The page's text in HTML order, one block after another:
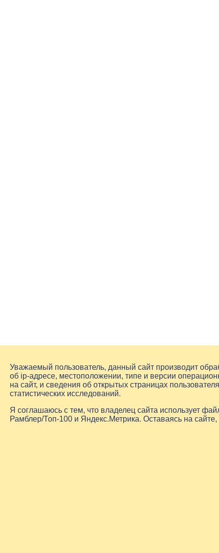
Уважаемый пользователь, данный сайт производит
об ip-адресе, местоположении, типе и версии
на сайт, и сведения об открытых страницах
статистических исследований.
Я соглашаюсь с тем, что владелец сайта использует
Рамблер/Топ-100 и Яндекс.Метрика. Оставаясь на